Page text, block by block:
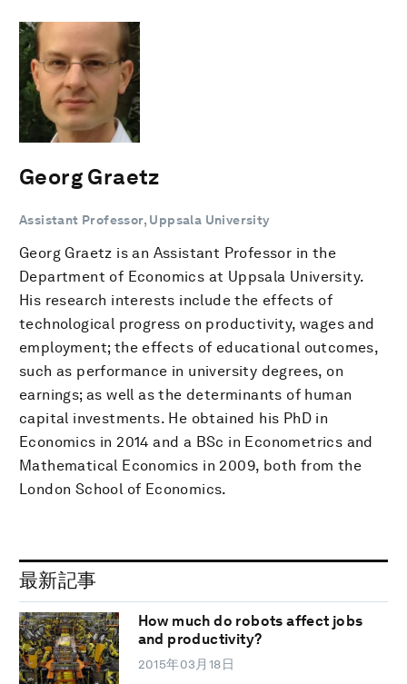
Georg Graetz
Assistant Professor, Uppsala University
Georg Graetz is an Assistant Professor in the
Department of Economics at Uppsala University.
His research interests include the effects of
technological progress on productivity, wages and
employment; the effects of educational outcomes,
such as performance in university degrees, on
earnings; as well as the determinants of human
capital investments. He obtained his PhD in
Economics in 2014 and a BSc in Econometrics and
Mathematical Economics in 2009, both from the
London School of Economics.
最新記事
How much do robots affect jobs
and productivity?
2015年03月18日